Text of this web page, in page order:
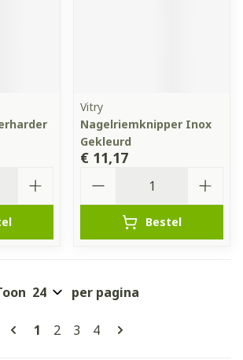
Vitry
Nagelriemknipper Inox
Gekleurd
€ 11,17
Bestel
Pagina's
U lees momenteel pagina
1 Pagina
2 Pagina
3 Pagina
4
per pagina